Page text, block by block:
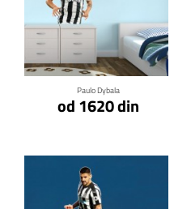
Paulo Dybala
od 1620 din
Klikni za detalje